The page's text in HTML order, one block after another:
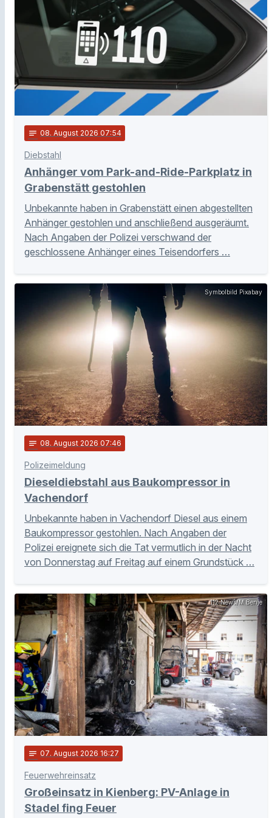
notes 08. August 2026 07:54
Diebstahl
Anhänger vom Park-and-Ride-Parkplatz in
Grabenstätt gestohlen
Unbekannte haben in Grabenstätt einen abgestellten
Anhänger gestohlen und anschließend ausgeräumt.
Nach Angaben der Polizei verschwand der
geschlossene Anhänger eines Teisendorfers …
Symbolbild Pixabay
notes 08. August 2026 07:46
Polizeimeldung
Dieseldiebstahl aus Baukompressor in
Vachendorf
Unbekannte haben in Vachendorf Diesel aus einem
Baukompressor gestohlen. Nach Angaben der
Polizei ereignete sich die Tat vermutlich in der Nacht
von Donnerstag auf Freitag auf einem Grundstück …
112 News/M.Benje
notes 07. August 2026 16:27
Feuerwehreinsatz
Großeinsatz in Kienberg: PV-Anlage in
Stadel fing Feuer